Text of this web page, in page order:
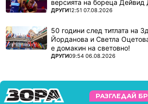
версията на бореца Дейвид
ПОВЕЧЕ ОТ
ДРУГИ12:51 07.08.2026
50 години след титлата на
Йорданова и Светла
е домакин на световно!
ПОВЕЧЕ ОТ
ДРУГИ09:54 06.08.2026
РАЗГЛЕДАЙ